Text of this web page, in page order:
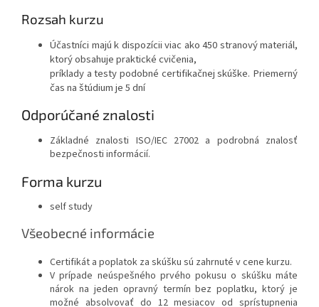
Rozsah kurzu
Účastníci majú k dispozícii viac ako 450 stranový materiál,
ktorý obsahuje praktické cvičenia,
príklady a testy podobné certifikačnej skúške. Priemerný
čas na štúdium je 5 dní
Odporúčané znalosti
Základné znalosti ISO/IEC 27002 a podrobná znalosť
bezpečnosti informácií.
Forma kurzu
self study
Všeobecné informácie
Certifikát a poplatok za skúšku sú zahrnuté v cene kurzu.
V prípade neúspešného prvého pokusu o skúšku máte
nárok na jeden opravný termín bez poplatku, ktorý je
možné absolvovať do 12 mesiacov od sprístupnenia